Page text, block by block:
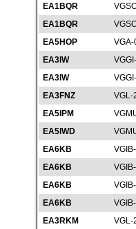
EA1BQR
EA1BQR
EA5HOP
EA3IW
EA3IW
EA3FNZ
VGL-
EA5IPM
EA5IWD
EA6KB
EA6KB
EA6KB
EA6KB
EA3RKM
VGL-